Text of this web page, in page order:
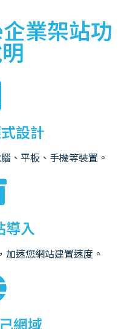
業架站功
設計
、平板、手機等裝置。
導入
速您網站建置速度。
網域